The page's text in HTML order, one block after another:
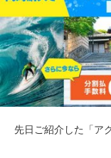
先日ご紹介した「ア